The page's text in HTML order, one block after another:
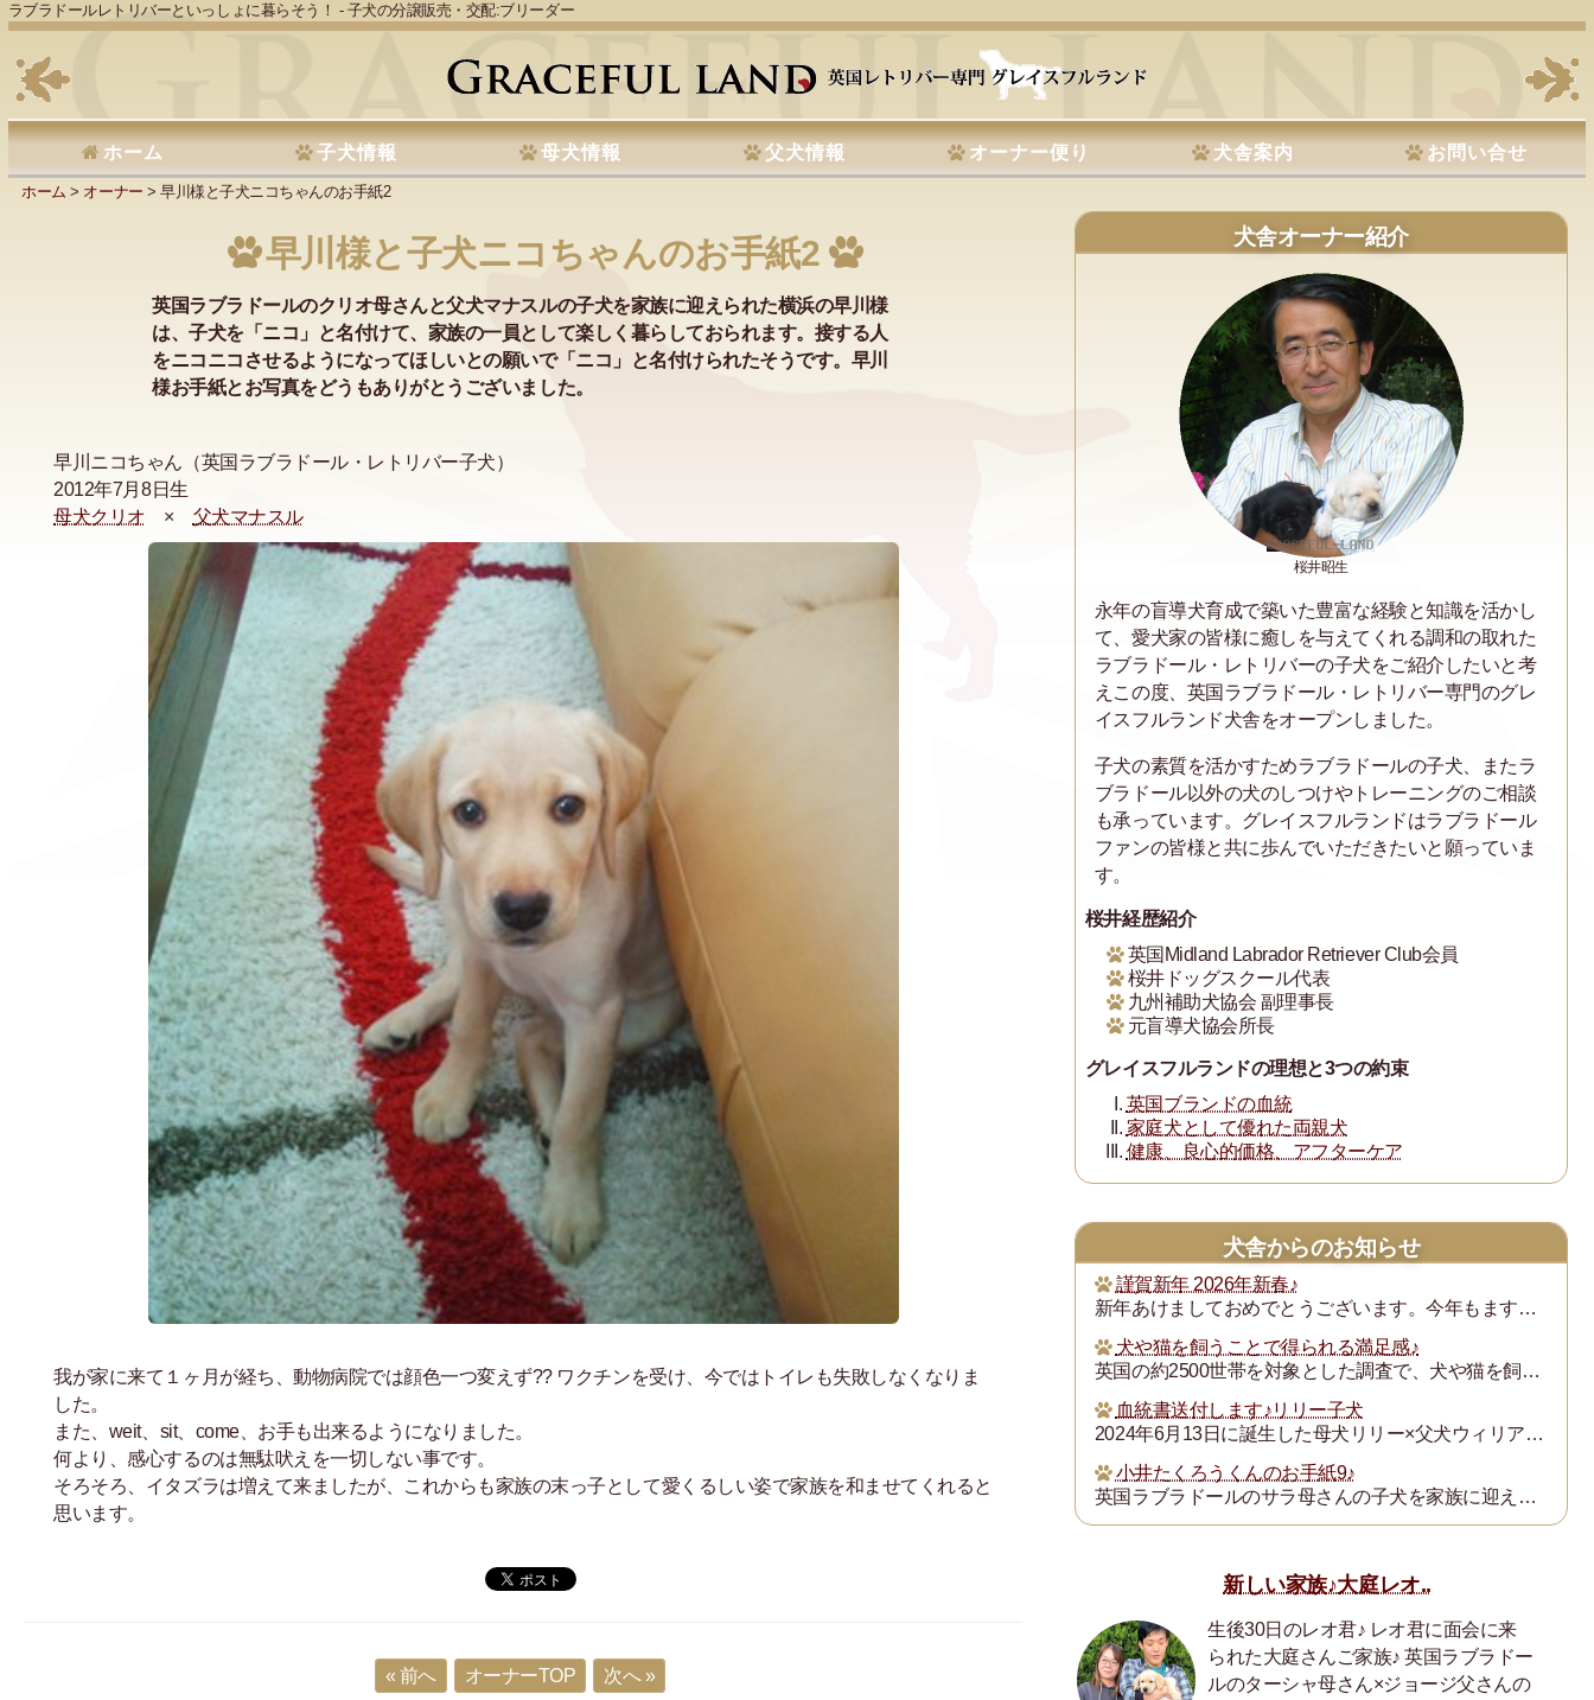
ラブラドールレトリバーといっしょに暮らそう！ - 子犬の分譲販売・交配:ブリーダー
ホーム 子犬情報 母犬情報 父犬情報 オーナー便り 犬舎案内 お問い合せ
ホーム > オーナー > 早川様と子犬ニコちゃんのお手紙2
早川様と子犬ニコちゃんのお手紙2
英国ラブラドールのクリオ母さんと父犬マナスルの子犬を家族に迎えられた横浜の早川様
は、子犬を「ニコ」と名付けて、家族の一員として楽しく暮らしておられます。接する人
をニコニコさせるようになってほしいとの願いで「ニコ」と名付けられたそうです。早川
様お手紙とお写真をどうもありがとうございました。
早川ニコちゃん（英国ラブラドール・レトリバー子犬）
2012年7月8日生
母犬クリオ × 父犬マナスル
我が家に来て１ヶ月が経ち、動物病院では顔色一つ変えず?? ワクチンを受け、今ではトイレも失敗しなくなりま
した。
また、weit、sit、come、お手も出来るようになりました。
何より、感心するのは無駄吠えを一切しない事です。
そろそろ、イタズラは増えて来ましたが、これからも家族の末っ子として愛くるしい姿で家族を和ませてくれると
思います。
« 前へ オーナーTOP 次へ »
犬舎オーナー紹介
桜井昭生
永年の盲導犬育成で築いた豊富な経験と知識を活かし
て、愛犬家の皆様に癒しを与えてくれる調和の取れた
ラブラドール・レトリバーの子犬をご紹介したいと考
えこの度、英国ラブラドール・レトリバー専門のグレ
イスフルランド犬舎をオープンしました。
子犬の素質を活かすためラブラドールの子犬、またラ
ブラドール以外の犬のしつけやトレーニングのご相談
も承っています。グレイスフルランドはラブラドール
ファンの皆様と共に歩んでいただきたいと願っていま
す。
桜井経歴紹介
英国Midland Labrador Retriever Club会員
桜井ドッグスクール代表
九州補助犬協会 副理事長
元盲導犬協会所長
グレイスフルランドの理想と3つの約束
英国ブランドの血統
家庭犬として優れた両親犬
健康、良心的価格、アフターケア
犬舎からのお知らせ
謹賀新年 2026年新春♪
新年あけましておめでとうございます。今年もますます御健勝のこととお慶び申し上げます。また昨年は格別のご厚誼にあずかり、厚く御礼申し上げます。
犬や猫を飼うことで得られる満足感♪
英国の約2500世帯を対象とした調査で、犬や猫を飼うことで得られる満足度は、年収が7万ポンド（約1300万円）増えるのと同じとされたそうです。犬猫を飼っている人...
血統書送付します♪リリー子犬
2024年6月13日に誕生した母犬リリー×父犬ウィリアム子犬のの血統書を飼い主の皆様にお送りいたします。
小井たくろうくんのお手紙9♪
英国ラブラドールのサラ母さんの子犬を家族に迎えられた三重県の小井様は、子犬を「たくろう」と名付け楽しく暮らしておられます。このたび小井様からお写真とお手紙をいた...
新しい家族♪大庭レオ..
生後30日のレオ君♪ レオ君に面会に来
られた大庭さんご家族♪ 英国ラブラドー
ルのターシャ母さん×ジョージ父さんの